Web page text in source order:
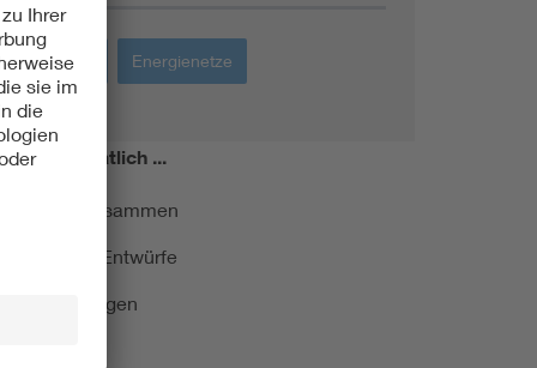
Energie Energienetze
Monatlich ...
kurz zusammen
und Entwürfe